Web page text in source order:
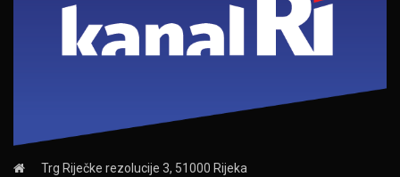
Trg Riječke rezolucije 3, 51000 Rijeka